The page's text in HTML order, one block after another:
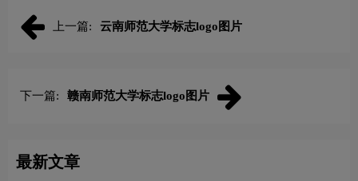
上一篇: 云南师范大学标志logo图片
下一篇: 赣南师范大学标志logo图片
最新文章